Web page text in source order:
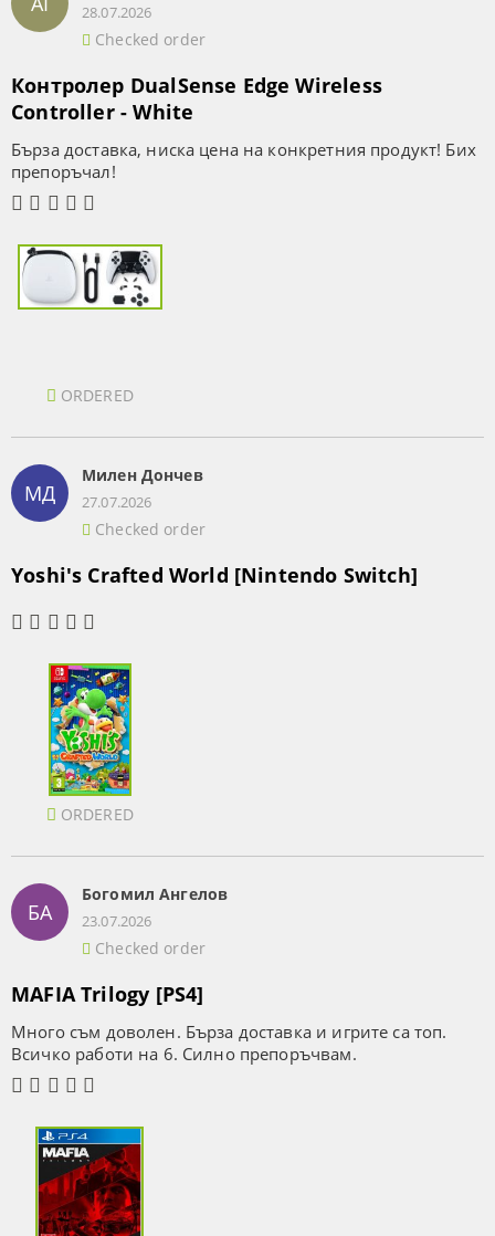
28.07.2026
Checked order
Контролер DualSense Edge Wireless
Controller - White
Бърза доставка, ниска цена на конкретния продукт! Бих
препоръчал!
ORDERED
МД
Милен Дончев
27.07.2026
Checked order
Yoshi's Crafted World [Nintendo Switch]
ORDERED
БА
Богомил Ангелов
23.07.2026
Checked order
MAFIA Trilogy [PS4]
Много съм доволен. Бърза доставка и игрите са топ.
Всичко работи на 6. Силно препоръчвам.